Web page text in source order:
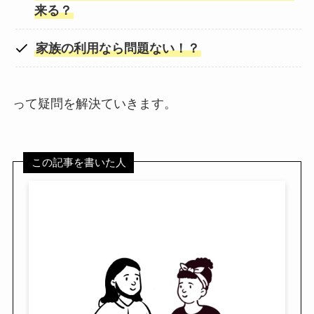
来る？
家族の利用なら問題ない！？
って疑問を解決ていきます。
この記事を書いた人